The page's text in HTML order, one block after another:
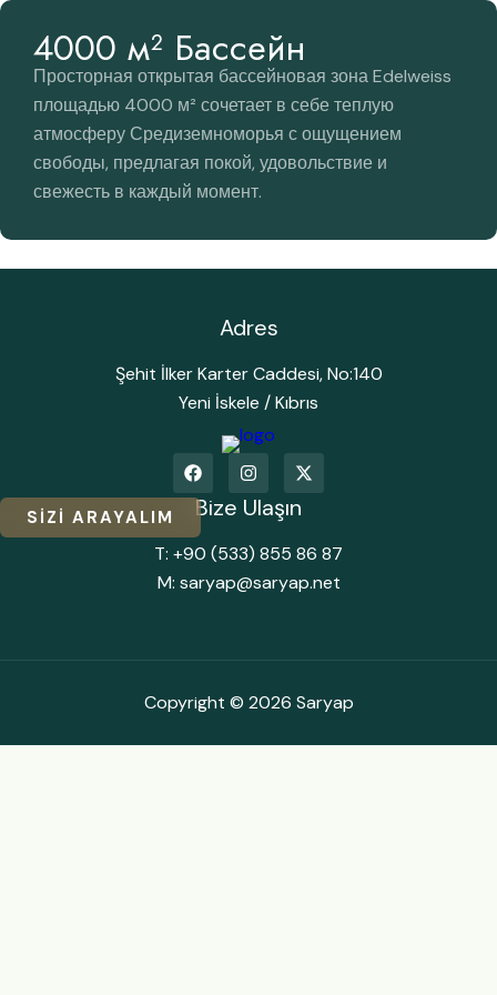
4000 м² Бассейн
Просторная открытая бассейновая зона Edelweiss
площадью 4000 м² сочетает в себе теплую
атмосферу Средиземноморья с ощущением
свободы, предлагая покой, удовольствие и
свежесть в каждый момент.
Adres
Şehit İlker Karter Caddesi, No:140
Yeni İskele / Kıbrıs
Bize Ulaşın
T: +90 (533) 855 86 87
M: saryap@saryap.net
Copyright © 2026 Saryap
SİZİ ARAYALIM